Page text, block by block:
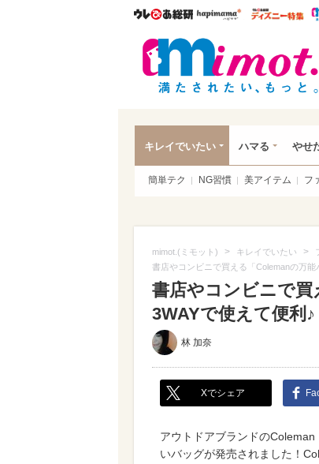
ウレぴあ総研ハピママ*
キレイでいたい ハマる やせ
簡単テク NG習慣 美アイテム フ
mimot.(ミモット) > キレイでいたい >
書店やコンビニで買える「Colemanの万
書店やコンビニで買
3WAYで使えて便利♪
林 加奈
Xでシェア
アウトドアブランドの
いバッグが発売されました！